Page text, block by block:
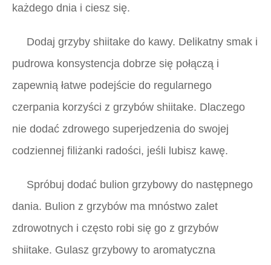
każdego dnia i ciesz się.
Dodaj grzyby shiitake do kawy. Delikatny smak i
pudrowa konsystencja dobrze się połączą i
zapewnią łatwe podejście do regularnego
czerpania korzyści z grzybów shiitake. Dlaczego
nie dodać zdrowego superjedzenia do swojej
codziennej filiżanki radości, jeśli lubisz kawę.
Spróbuj dodać bulion grzybowy do następnego
dania. Bulion z grzybów ma mnóstwo zalet
zdrowotnych i często robi się go z grzybów
shiitake. Gulasz grzybowy to aromatyczna